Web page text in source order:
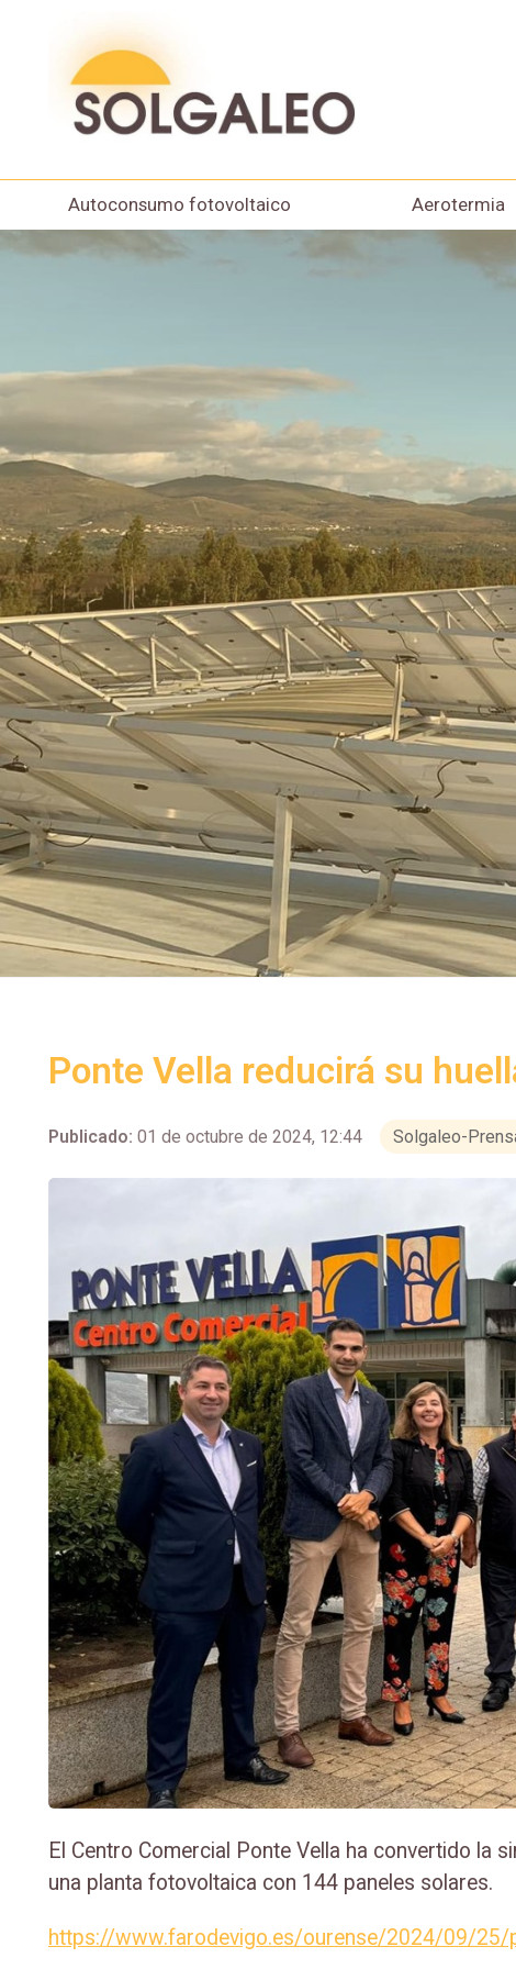
Autoconsumo fotovoltaico Aerotermia
Ponte Vella reducirá su
Publicado: 01 de octubre de 2024, 12:44 Solgaleo-
El Centro Comercial Ponte Vella ha convertido la
una planta fotovoltaica con 144 paneles solares.
https://www.farodevigo.es/ourense/2024/09/25/